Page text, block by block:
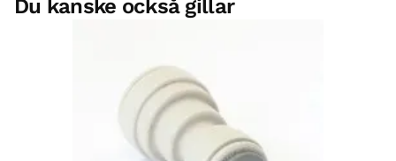
Du kanske också gillar